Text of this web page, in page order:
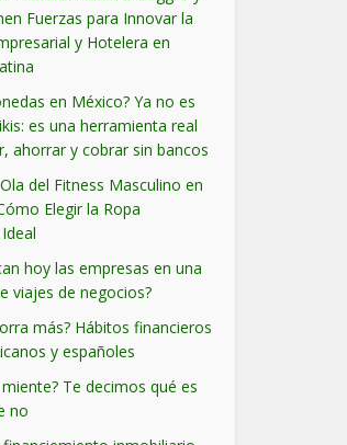
Fuerzas para Innovar la
y Hotelera en
en México? Ya no es
es una herramienta real
ahorrar y cobrar sin bancos
del Fitness Masculino en
Elegir la Ropa
hoy las empresas en una
viajes de negocios?
más? Hábitos financieros
y españoles
miente? Te decimos qué es
no